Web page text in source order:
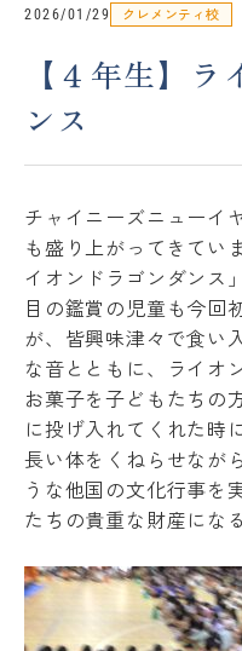
アクセスACCESS
Please
2026/01/29 クレメンティ校
【４年生】
ンス
チャイニーズニューイ
も盛り上がってきてい
イオンドラゴンダンス
目の鑑賞の児童も今回
が、皆興味津々で食い
な音とともに、ライオ
お菓子を子どもたちの
に投げ入れてくれた時
長い体をくねらせなが
うな他国の文化行事を
たちの貴重な財産にな